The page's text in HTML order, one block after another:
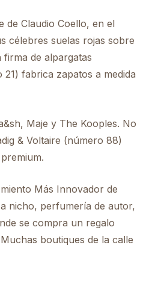
de Claudio Coello, en el
célebres suelas rojas sobre
de alpargatas
fabrica zapatos a medida
Maje y The Kooples. No
& Voltaire (número 88)
Más Innovador de
nicho, perfumería de autor,
se compra un regalo
boutiques de la calle